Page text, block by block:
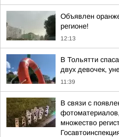
Объявлен
регионе!
12:13
В Тольятти
двух девочек,
11:39
В связи с
множество